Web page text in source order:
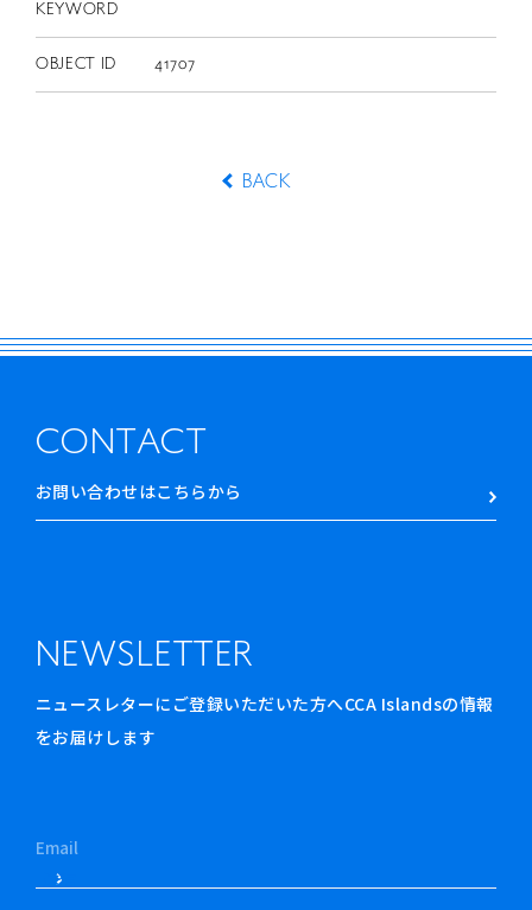
KEYWORD
OBJECT ID 41707
BACK
CONTACT
お問い合わせはこちらから
NEWSLETTER
ニュースレターにご登録いただいた方へCCA Islandsの情報
をお届けします